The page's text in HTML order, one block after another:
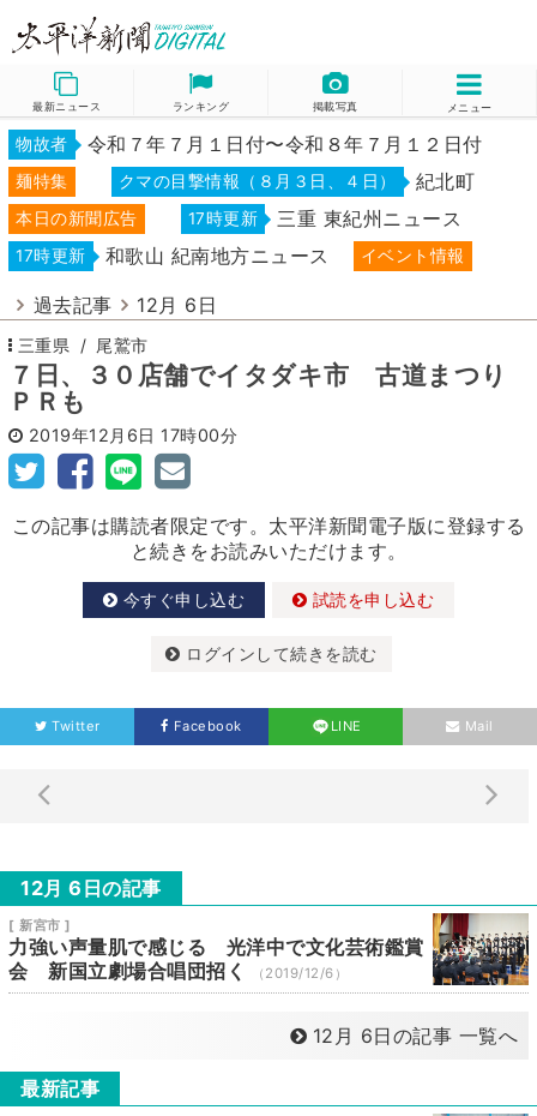
最新ニュース ランキング 掲載写真 メニュー
物故者 令和７年７月１日付〜令和８年７月１２日付
麺特集 クマの目撃情報（８月３日、４日） 紀北町
本日の新聞広告 17時更新 三重 東紀州ニュース
17時更新 和歌山 紀南地方ニュース イベント情報
過去記事 12月 6日
三重県 尾鷲市
７日、３０店舗でイタダキ市 古道まつり
ＰＲも
2019年12月6日 17時00分
この記事は購読者限定です。太平洋新聞電子版に登録する
と続きをお読みいただけます。
今すぐ申し込む 試読を申し込む
ログインして続きを読む
Twitter Facebook LINE Mail
12月 6日の記事
[ 新宮市 ]
力強い声量肌で感じる 光洋中で文化芸術鑑賞
会 新国立劇場合唱団招く
（2019/12/6）
12月 6日の記事 一覧へ
最新記事